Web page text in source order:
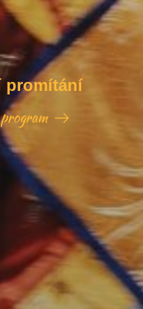
promítání